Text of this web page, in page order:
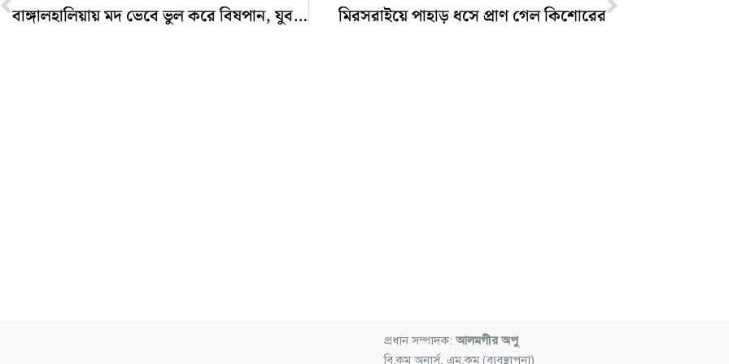
বাঙ্গালহালিয়ায় মদ ভেবে ভুল করে বিষপান, যুবকের মৃত্যু মিরসরাইয়ে পাহাড় ধসে প্রাণ গেল কিশোরের
প্রধান সম্পাদক:আলমগীর অপু
বি.কম অনার্স, এম.কম (ব্যবস্থাপনা)